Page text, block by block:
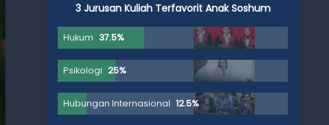
3 Jurusan Kuliah Terfavorit Anak Soshum
Hukum 37.5%
Psikologi 25%
Hubungan Internasional 12.5%